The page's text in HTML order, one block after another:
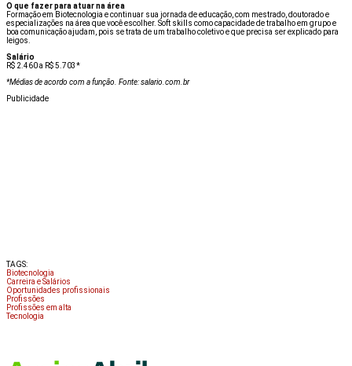
O que fazer para atuar na área
Formação em Biotecnologia e continuar sua jornada de educação, com mestrado, doutorado e
especializações na área que você escolher. Soft skills como capacidade de trabalho em grupo e
boa comunicação ajudam, pois se trata de um trabalho coletivo e que precisa ser explicado para
leigos.
Salário
R$ 2.460 a R$ 5.703*
*Médias de acordo com a função. Fonte: salario.com.br
Publicidade
TAGS:
Biotecnologia
Carreira e Salários
Oportunidades profissionais
Profissões
Profissões em alta
Tecnologia